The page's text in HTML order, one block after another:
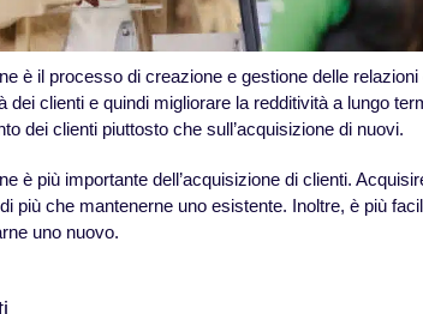
è il processo di creazione e gestione delle
dei clienti e quindi migliorare la redditività a lungo
dei clienti piuttosto che sull’acquisizione di nuovi.
è più importante dell’acquisizione di clienti.
più che mantenerne uno esistente. Inoltre, è più
uno nuovo.